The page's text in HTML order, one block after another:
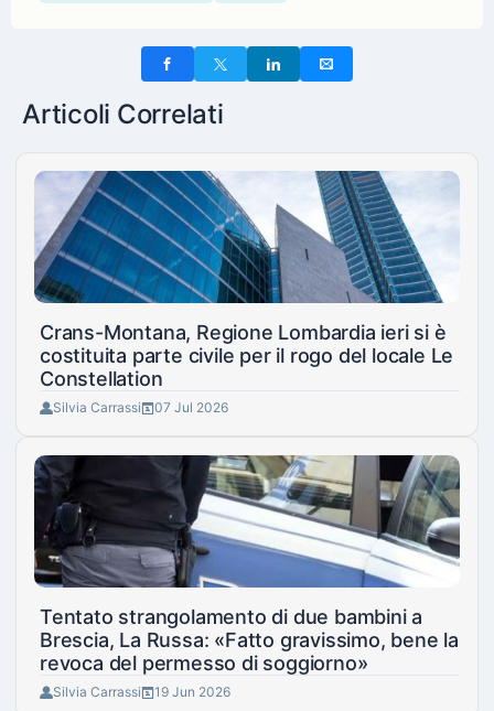
Articoli Correlati
Crans-Montana, Regione Lombardia ieri si è
costituita parte civile per il rogo del locale Le
Constellation
Silvia Carrassi 07 Jul 2026
Tentato strangolamento di due bambini a
Brescia, La Russa: «Fatto gravissimo, bene la
revoca del permesso di soggiorno»
Silvia Carrassi 19 Jun 2026